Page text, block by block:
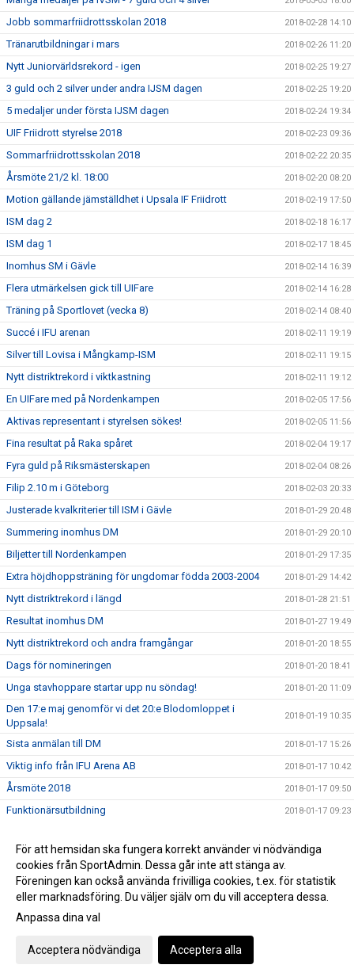
Jobb sommarfriidrottsskolan 2018 2018-02-28 14:10
Tränarutbildningar i mars 2018-02-26 11:20
Nytt Juniorvärldsrekord - igen 2018-02-25 19:27
3 guld och 2 silver under andra IJSM dagen 2018-02-25 19:20
5 medaljer under första IJSM dagen 2018-02-24 19:34
UIF Friidrott styrelse 2018 2018-02-23 09:36
Sommarfriidrottsskolan 2018 2018-02-22 20:35
Årsmöte 21/2 kl. 18:00 2018-02-20 08:20
Motion gällande jämställdhet i Upsala IF Friidrott 2018-02-19 17:50
ISM dag 2 2018-02-18 16:17
ISM dag 1 2018-02-17 18:45
Inomhus SM i Gävle 2018-02-14 16:39
Flera utmärkelsen gick till UIFare 2018-02-14 16:28
Träning på Sportlovet (vecka 8) 2018-02-14 08:40
Succé i IFU arenan 2018-02-11 19:19
Silver till Lovisa i Mångkamp-ISM 2018-02-11 19:15
Nytt distriktrekord i viktkastning 2018-02-11 19:12
En UIFare med på Nordenkampen 2018-02-05 17:56
Aktivas representant i styrelsen sökes! 2018-02-05 11:56
Fina resultat på Raka spåret 2018-02-04 19:17
Fyra guld på Riksmästerskapen 2018-02-04 08:26
Filip 2.10 m i Göteborg 2018-02-03 20:33
Justerade kvalkriterier till ISM i Gävle 2018-01-29 20:48
Summering inomhus DM 2018-01-29 20:10
Biljetter till Nordenkampen 2018-01-29 17:35
Extra höjdhoppsträning för ungdomar födda 2003-2004 2018-01-29 14:42
Nytt distriktrekord i längd 2018-01-28 21:51
Resultat inomhus DM 2018-01-27 19:49
Nytt distriktrekord och andra framgångar 2018-01-20 18:55
Dags för nomineringen 2018-01-20 18:41
Unga stavhoppare startar upp nu söndag! 2018-01-20 11:09
Den 17:e maj genomför vi det 20:e Blodomloppet i
Uppsala!
2018-01-19 10:35
Sista anmälan till DM 2018-01-17 15:26
Viktig info från IFU Arena AB 2018-01-17 10:42
Årsmöte 2018 2018-01-17 09:50
Funktionärsutbildning 2018-01-17 09:23
Mondo fick pris på Idrottsgalan 2018-01-16 10:00
Nytt juniorvärldsrekord i säsongsdebut - men dessvärre
ogiltig
2018-01-13 17:26
Biljetter till Nordenkampen som UIF:are
UIF tackar alla som gjorde helgen till en succé
Tre nya distriktrekord i början på säsongen
För att hemsidan ska fungera korrekt använder vi nödvändiga
cookies från SportAdmin. Dessa går inte att stänga av.
Föreningen kan också använda frivilliga cookies, t.ex. för statistik
eller marknadsföring. Du väljer själv om du vill acceptera dessa.
Anpassa dina val
Acceptera nödvändiga Acceptera alla